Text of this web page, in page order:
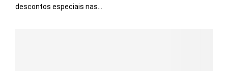
descontos especiais nas...